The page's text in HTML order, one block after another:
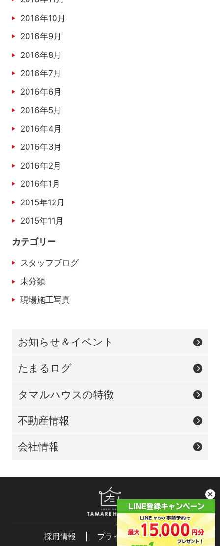
2016年10月
2016年9月
2016年8月
2016年7月
2016年6月
2016年5月
2016年4月
2016年3月
2016年2月
2016年1月
2015年12月
2015年11月
カテゴリー
スタッフブログ
未分類
現場施工写真
お知らせ＆イベント
たまるログ
タマルハウスの特徴
不動産情報
会社情報
採用情報 プライバシーポリシー